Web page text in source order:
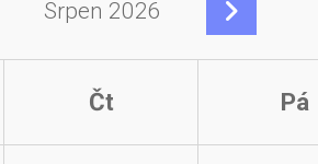
Srpen 2026
Čt Pá